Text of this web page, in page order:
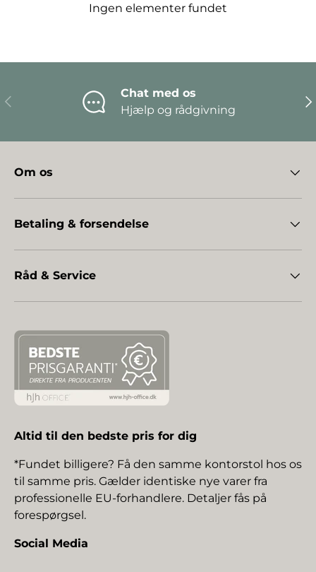
Ingen elementer fundet
Forrige
Chat med os
Hjælp og rådgivning
Om os
Betaling & forsendelse
Råd & Service
Altid til den bedste pris for dig
*Fundet billigere? Få den samme kontorstol hos os
til samme pris. Gælder identiske nye varer fra
professionelle EU-forhandlere. Detaljer fås på
forespørgsel.
Social Media